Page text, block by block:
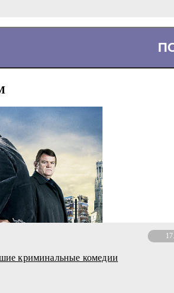
криминальные комедии